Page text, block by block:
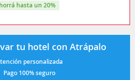
ahorrá hasta un 20%
tu hotel con Atrápalo
personalizada
Pago 100% seguro